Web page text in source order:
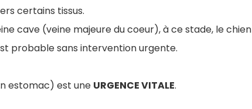
certains tissus.
cave (veine majeure du coeur), à ce stade, le chien
probable sans intervention urgente.
estomac) est une URGENCE VITALE.